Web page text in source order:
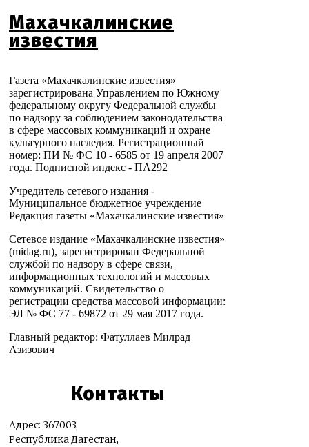
Махачкалинские
известия
Газета «Махачкалинские известия»
зарегистрирована Управлением по Южному
федеральному округу Федеральной службы
по надзору за соблюдением законодательства
в сфере массовых коммуникаций и охране
культурного наследия. Регистрационный
номер: ПИ № ФС 10 - 6585 от 19 апреля 2007
года. Подписной индекс - ПА292
Учредитель сетевого издания -
Муниципальное бюджетное учреждение
Редакция газеты «Махачкалинские известия»
Сетевое издание «Махачкалинские известия»
(midag.ru), зарегистрирован Федеральной
службой по надзору в сфере связи,
информационных технологий и массовых
коммуникаций. Свидетельство о
регистрации средства массовой информации:
ЭЛ № ФС 77 - 69872 от 29 мая 2017 года.
Главный редактор: Фатуллаев Милрад
Азизович
Контакты
Адрес: 367003,
Республика Дагестан,